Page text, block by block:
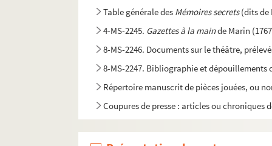
Table générale des Mémoires secrets(dits de
4-MS-2245. Gazettes à la mainde Marin
8-MS-2246. Documents sur le théâtre,
8-MS-2247. Bibliographie et
Répertoire manuscrit de pièces jouées, ou
Coupures de presse : articles ou